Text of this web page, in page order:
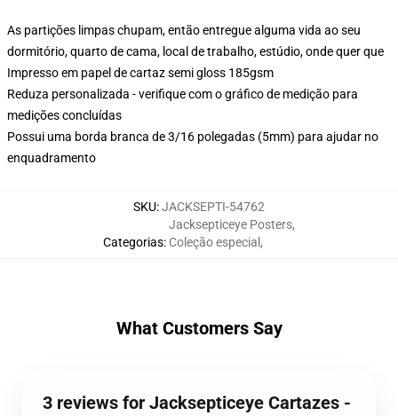
As partições limpas chupam, então entregue alguma vida ao seu
dormitório, quarto de cama, local de trabalho, estúdio, onde quer que
Impresso em papel de cartaz semi gloss 185gsm
Reduza personalizada - verifique com o gráfico de medição para
medições concluídas
Possui uma borda branca de 3/16 polegadas (5mm) para ajudar no
enquadramento
SKU:JACKSEPTI-54762
Categorias:
Jacksepticeye Posters,
Coleção especial ,
What Customers Say
3 reviews for Jacksepticeye Cartazes -